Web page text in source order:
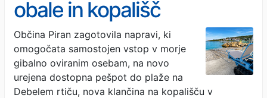
obale in kopališč
Občina Piran zagotovila napravi, ki
omogočata samostojen vstop v morje
gibalno oviranim osebam, na novo
urejena dostopna pešpot do plaže na
Debelem rtiču, nova klančina na kopališču v